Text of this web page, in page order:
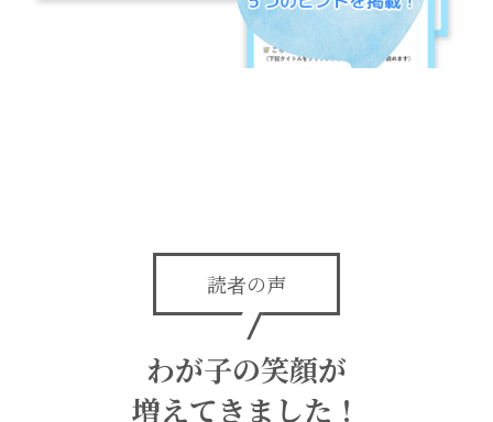
読者の声
わが子の笑顔が
増えてきました！